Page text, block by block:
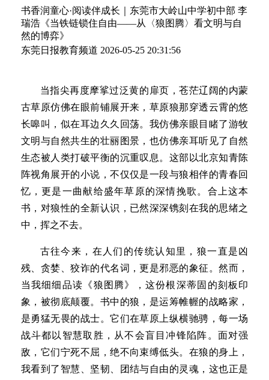
书香润童心·阅读伴成长｜东莞市大岭山中学初中部 李
瑞浩《当铁链锁住自由——从〈狼图腾〉看文明与自
然的博弈》
东莞日报教育频道 2026-05-25 20:31:56
当指尖再度摩挲过泛黄的扉页，苍茫辽阔的内蒙
古草原仿佛在眼前铺展开来，草原狼那穿透云霄的悠
长嗥叫，似在耳边久久回荡。我仿佛亲眼目睹了游牧
文明与自然共生的壮丽图景，也仿佛亲耳听见了自然
生态被人类打破平衡的沉重叹息。这部以北京知青陈
阵视角展开的小说，不仅仅是一段与狼相伴的青春回
忆，更是一曲献给盛年草原的深情挽歌。合上这本
书，对狼性的全新认识，已然深深镌刻在我的思绪之
中，挥之不去。
古往今来，在人们的传统认知里，狼一直是凶
残、贪婪、狡诈的代名词，更是邪恶的象征。然而，
当我细细品读《狼图腾》，这份根深蒂固的刻板印
象，被彻底颠覆。书中的狼，是运筹帷幄的战略家，
是勇猛无畏的战士。它们在草原上纵横驰骋，每一场
战斗都以智慧取胜，从不会盲目冲锋陷阵。面对强
敌，它们宁死不屈，绝不向束缚低头。在狼的身上，
我看到了智慧、坚韧、团结与自由的灵魂，这也正是